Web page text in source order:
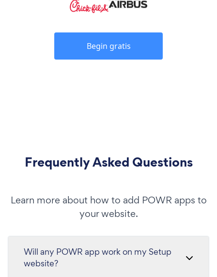
Begin gratis
Frequently Asked Questions
Learn more about how to add POWR apps to
your website.
Will any POWR app work on my Setup
website?